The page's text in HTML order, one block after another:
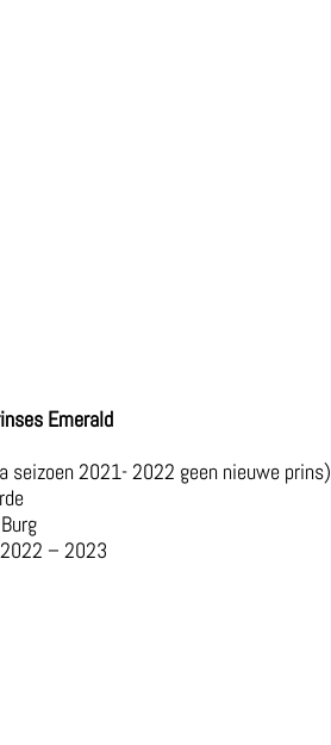
Emerald
seizoen 2021- 2022 geen nieuwe prins)
– 2023